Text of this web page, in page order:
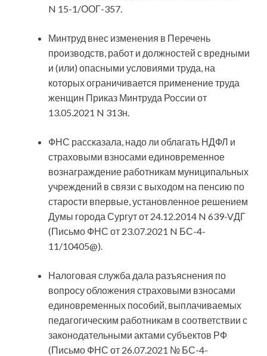
N 15-1/ООГ-357.
Минтруд внес изменения в Перечень
производств, работ и должностей с вредными
и (или) опасными условиями труда, на
которых ограничивается применение труда
женщин Приказ Минтруда России от
13.05.2021 N 313н.
ФНС рассказала, надо ли облагать НДФЛ и
страховыми взносами единовременное
вознаграждение работникам муниципальных
учреждений в связи с выходом на пенсию по
старости впервые, установленное решением
Думы города Сургут от 24.12.2014 N 639-VДГ
(Письмо ФНС от 23.07.2021 N БС-4-
11/10405@).
Налоговая служба дала разъяснения по
вопросу обложения страховыми взносами
единовременных пособий, выплачиваемых
педагогическим работникам в соответствии с
законодательными актами субъектов РФ
(Письмо ФНС от 26.07.2021 № БС-4-